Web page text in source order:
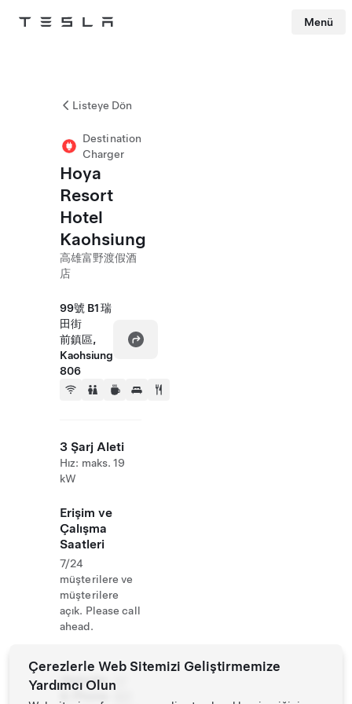
Tesla Menü
Listeye Dön
Destination
Charger
Hoya
Resort
Hotel
Kaohsiung
高雄富野渡假酒
店
99號 B1 瑞
田街
前鎮區,
Kaohsiung
806
3 Şarj Aleti
Hız: maks. 19
kW
Erişim ve
Çalışma
Saatleri
7/24
müşterilere ve
müşterilere
açık. Please call
ahead.
Website 07
Çerezlerle Web Sitemizi Geliştirmemize
Yardımcı Olun